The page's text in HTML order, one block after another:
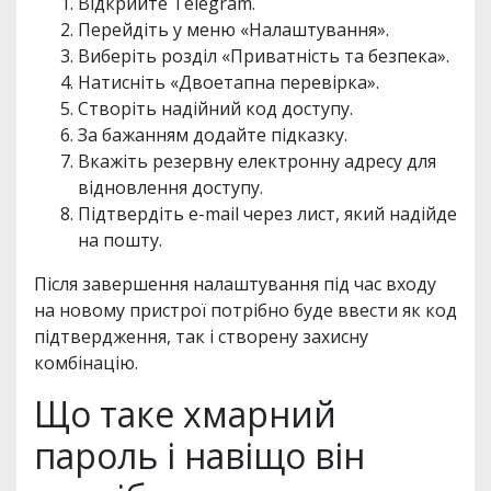
Перейдіть у меню «Налаштування».
Виберіть розділ «Приватність та безпека».
Натисніть «Двоетапна перевірка».
Створіть надійний код доступу.
За бажанням додайте підказку.
Вкажіть резервну електронну адресу для
відновлення доступу.
Підтвердіть e-mail через лист, який надійде
на пошту.
Після завершення налаштування під час входу
на новому пристрої потрібно буде ввести як код
підтвердження, так і створену захисну
комбінацію.
Що таке хмарний
пароль і навіщо він